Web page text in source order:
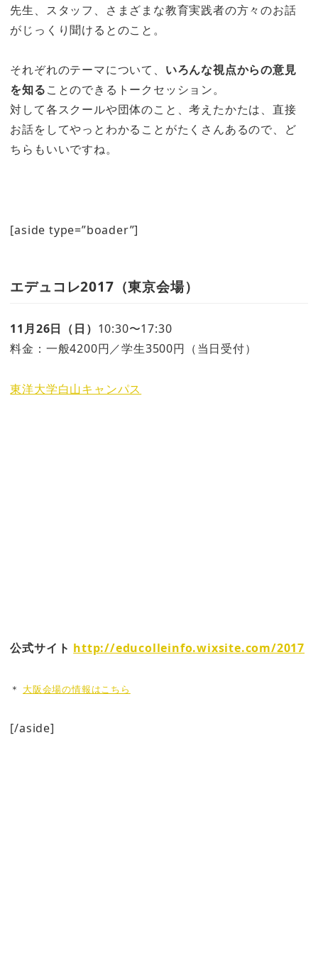
先生、スタッフ、さまざまな教育実践者の方々のお話
がじっくり聞けるとのこと。
それぞれのテーマについて、 いろんな視点からの意見
を知ることのできるトークセッション。
対して各スクールや団体のこと、考えたかたは、直接
お話をしてやっとわかることがたくさんあるので、ど
ちらもいいですね。
[aside type=”boader”]
エデュコレ2017（東京会場）
11月26日（日） 10:30〜17:30
料金：一般4200円／学生3500円（当日受付）
​東洋大学白山キャンパス
公式サイト http://educolleinfo.wixsite.com/2017
＊ 大阪会場の情報はこちら
[/aside]